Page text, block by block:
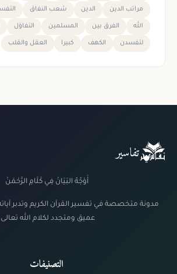
مراتب الدين الدين شعب النفاق
الله الفرق بين المسلمين التفاؤل
لتفسدن الكهف كبيرا العقل والقلب
تفاسير
أَوْجُهُ البَيَانْ فِي كَلَامِ الرَّحْمَنْ
مدونة متخصصة في تفسير القرآن الكريم وتدبر
عميق ومتجدد لكلام الله
التصنيفات